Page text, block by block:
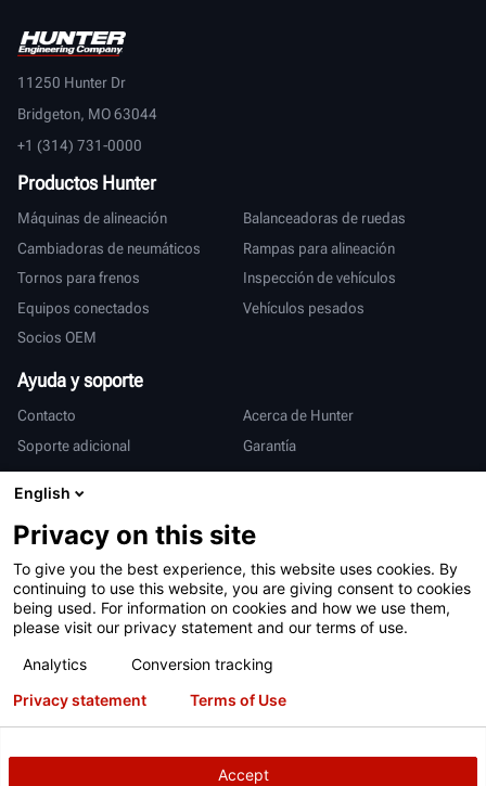
11250 Hunter Dr
Bridgeton, MO 63044
+1 (314) 731-0000
Productos Hunter
Máquinas de alineación
Balanceadoras de ruedas
Cambiadoras de neumáticos
Rampas para alineación
Tornos para frenos
Inspección de vehículos
Equipos conectados
Vehículos pesados
Socios OEM
Ayuda y soporte
Contacto
Acerca de Hunter
Soporte adicional
Garantía
Internacional
Ventas y servicio
Condiciones de uso Declaración de privacidad
Iniciar sesión
© 2026 Hunter Engineering Company.
English
Privacy on this site
To give you the best experience, this website uses cookies. By
continuing to use this website, you are giving consent to cookies
being used. For information on cookies and how we use them,
please visit our privacy statement and our terms of use.
Analytics
Conversion tracking
Accept
Privacy statement Terms of Use